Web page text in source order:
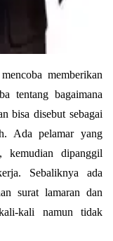
memberikan
tentang bagaimana
bisa disebut sebagai
Ada pelamar yang
kemudian dipanggil
Sebaliknya ada
surat lamaran dan
kali namun tidak